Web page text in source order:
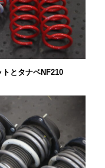
とタナベNF210